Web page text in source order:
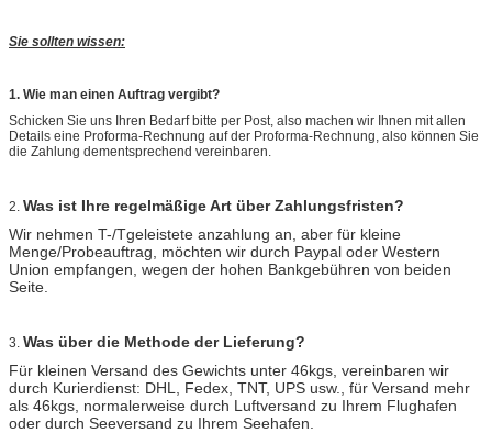
Sie sollten wissen:
1. Wie man einen Auftrag vergibt?
Schicken Sie uns Ihren Bedarf bitte per Post, also machen wir Ihnen mit allen
Details eine Proforma-Rechnung auf der Proforma-Rechnung, also können Sie
die Zahlung dementsprechend vereinbaren.
2. Was ist Ihre regelmäßige Art über Zahlungsfristen?
Wir nehmen T-/Tgeleistete anzahlung an, aber für kleine
Menge/Probeauftrag, möchten wir durch Paypal oder Western
Union empfangen, wegen der hohen Bankgebühren von beiden
Seite.
3. Was über die Methode der Lieferung?
Für kleinen Versand des Gewichts unter 46kgs, vereinbaren wir
durch Kurierdienst: DHL, Fedex, TNT, UPS usw., für Versand mehr
als 46kgs, normalerweise durch Luftversand zu Ihrem Flughafen
oder durch Seeversand zu Ihrem Seehafen.